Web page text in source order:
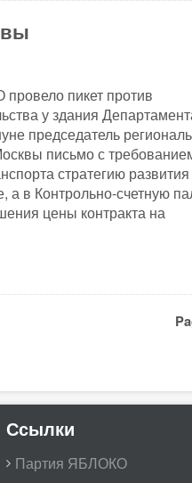
пикет против
у здания
председатель
письмо с
стратегию развития
а в Контрольно-счетную
цены контракта на
Ссылки
Партия ЯБЛОКО